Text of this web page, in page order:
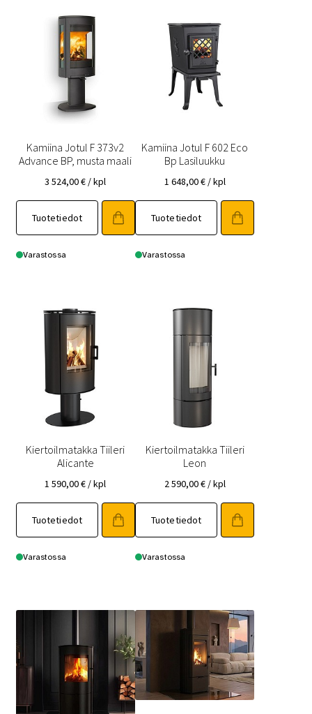
Kamiina Jotul F 373v2
Advance BP, musta maali
3 524,00€ / kpl
Tuotetiedot
Varastossa
Kamiina Jotul F 602 Eco
Bp Lasiluukku
1 648,00€ / kpl
Tuotetiedot
Varastossa
Kiertoilmatakka Tiileri
Alicante
1 590,00€ / kpl
Tuotetiedot
Varastossa
Kiertoilmatakka Tiileri
Leon
2 590,00€ / kpl
Tuotetiedot
Varastossa